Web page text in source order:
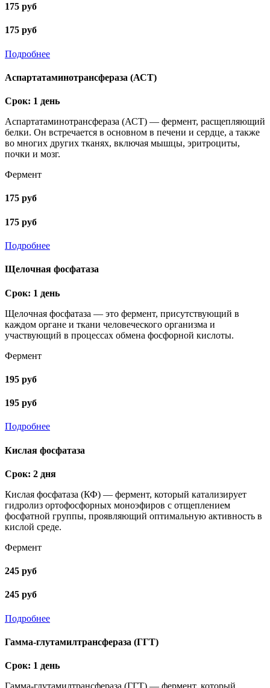
175 руб
175 руб
Подробнее
Аспартатаминотрансфераза (АСТ)
Срок: 1 день
Аспартатаминотрансфераза (АСТ) — фермент, расщепляющий
белки. Он встречается в основном в печени и сердце, а также
во многих других тканях, включая мышцы, эритроциты,
почки и мозг.
Фермент
175 руб
175 руб
Подробнее
Щелочная фосфатаза
Срок: 1 день
Щелочная фосфатаза — это фермент, присутствующий в
каждом органе и ткани человеческого организма и
участвующий в процессах обмена фосфорной кислоты.
Фермент
195 руб
195 руб
Подробнее
Кислая фосфатаза
Срок: 2 дня
Кислая фосфатаза (КФ) — фермент, который катализирует
гидролиз ортофосфорных моноэфиров с отщеплением
фосфатной группы, проявляющий оптимальную активность в
кислой среде.
Фермент
245 руб
245 руб
Подробнее
Гамма-глутамилтрансфераза (ГГТ)
Срок: 1 день